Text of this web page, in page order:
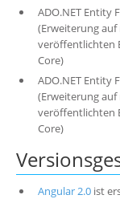
ADO.NET Entity
(Erweiterung auf
veröffentlichten
Core)
ADO.NET Entity
(Erweiterung auf
veröffentlichten
Core)
Angular 2.0ist